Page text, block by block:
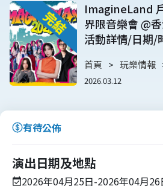
ImagineLand
界限音樂會 @
活動詳情/日期/
首頁 玩樂情報
2026.03.12
有待公佈
演出日期及地點
2026年04月25日-2026年04月26